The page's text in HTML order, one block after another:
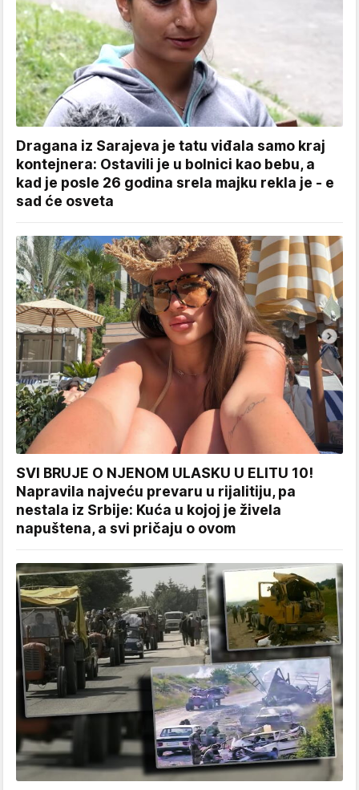
Dragana iz Sarajeva je tatu viđala samo kraj
kontejnera: Ostavili je u bolnici kao bebu, a
kad je posle 26 godina srela majku rekla je - e
sad će osveta
SVI BRUJE O NJENOM ULASKU U ELITU 10!
Napravila najveću prevaru u rijalitiju, pa
nestala iz Srbije: Kuća u kojoj je živela
napuštena, a svi pričaju o ovom